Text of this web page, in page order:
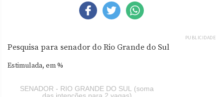
PUBLICIDADE
Pesquisa para senador do Rio Grande do Sul
Estimulada, em %